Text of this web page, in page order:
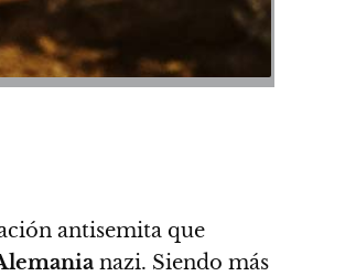
antisemita que
nazi. Siendo más